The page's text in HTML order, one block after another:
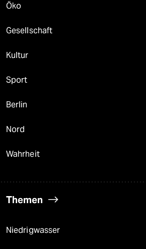
Öko
Gesellschaft
Kultur
Sport
Berlin
Nord
Wahrheit
Themen
Niedrigwasser